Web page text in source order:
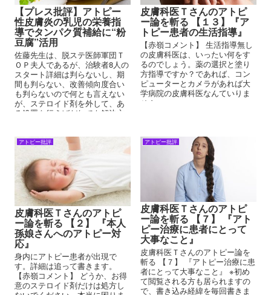
【プレス批評】アトピー
性皮膚炎の乳児の栄養指
導でタンパク質補給に“粉
豆腐”活用
佐藤先生は、脱ステ医師軍団Ｔ
ＯＰ夫人であるが、治験者8人の
スタート詳細は判らないし、期
間も判らない、改善傾向度合い
も判らないので何とも言えない
が、ステロイド剤を外して、あ
る処置を行えばだれでも解決方
皮膚科医Ｔさんのアトピ
ー論を斬る 【１３】『ア
トピー患者の生活指導』
【赤嶺コメント】 生活指導無し
の皮膚科医は、いったい何をす
るのでしょう。薬の選択と塗り
方指導ですか？であれば、コン
ピューターとカメラがあれば大
学病院の皮膚科医なんていりま
せん。
アトピー批評
皮膚科医Ｔさんのアトピ
ー論を斬る 【２】 『本人
孫娘さんへのアトピー対
応』
身内にアトピー患者が出現で
す。詳細は追って書きます。
【赤嶺コメント】 どうか、お得
意のステロイド剤だけは処方し
アトピー批評
皮膚科医Ｔさんのアトピ
ー論を斬る 【７】 『アト
ピー治療に患者にとって
大事なこと』
皮膚科医Ｔさんのアトピー論を
斬る 【７】 『アトピー治療に患
者にとって大事なこと』 ※初め
て閲覧される方も居られますの
で、書き込み経緯を毎回書きま